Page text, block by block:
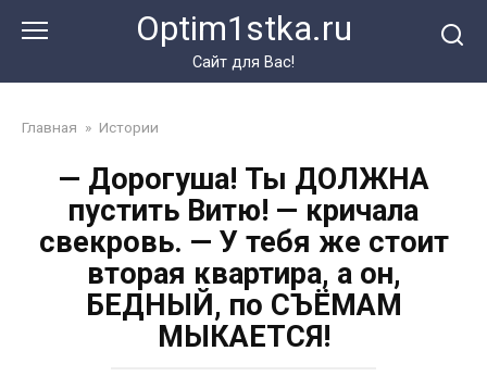
Optim1stka.ru
Сайт для Вас!
Главная » Истории
— Дорогуша! Ты ДОЛЖНА
пустить Витю! — кричала
свекровь. — У тебя же стоит
вторая квартира, а он,
БЕДНЫЙ, по СЪЁМАМ
МЫКАЕТСЯ!